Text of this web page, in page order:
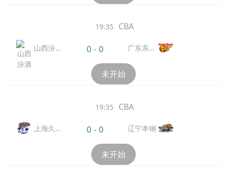
19:35 CBA
山西汾
0 - 0
广东东阳
未开始
19:35 CBA
上海久
0 - 0 辽宁本钢
未开始